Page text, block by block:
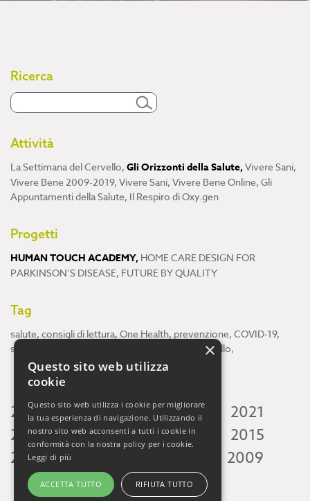
Ricerca
Attività
La Settimana del Cervello, Gli Orizzonti della Salute,Vivere Sani,
Vivere Bene 2009-2019, Vivere Sani, Vivere Bene Online, Gli
Appuntamenti della Salute, Il Respiro di Oxy.gen
Progetti
HUMAN TOUCH ACADEMY, HOME CARE DESIGN FOR
PARKINSON’S DISEASE, FUTURE BY QUALITY
Tag
salute, consigli di lettura, One Health, prevenzione, COVID-19,
scienza
cervello,
2026 2025 2024 2023 2022
2021
2020 2019 2018 2017 2016
2015
2014 2013 2009
×
Questo sito web utilizza
cookie
Questo sito web utilizza i cookie per migliorare
la tua esperienza di navigazione. Utilizzando il
nostro sito web acconsenti a tutti i cookie in
conformità con la nostra policy per i cookie.
Leggi di più
ACCETTA TUTTO RIFIUTA TUTTO